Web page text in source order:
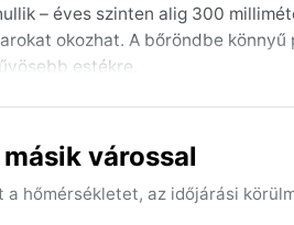
– éves szinten alig 300
okozhat. A bőröndbe könnyű
estékre.
amikor a hőmérséklet
idézhetnek elő. Khán
és az időnként
várossal
hőmérsékletet, az időjárási